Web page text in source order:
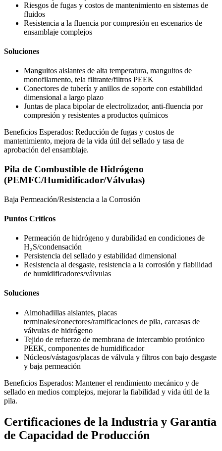
Riesgos de fugas y costos de mantenimiento en sistemas de
fluidos
Resistencia a la fluencia por compresión en escenarios de
ensamblaje complejos
Soluciones
Manguitos aislantes de alta temperatura, manguitos de
monofilamento, tela filtrante/filtros PEEK
Conectores de tubería y anillos de soporte con estabilidad
dimensional a largo plazo
Juntas de placa bipolar de electrolizador, anti-fluencia por
compresión y resistentes a productos químicos
Beneficios Esperados: Reducción de fugas y costos de
mantenimiento, mejora de la vida útil del sellado y tasa de
aprobación del ensamblaje.
Pila de Combustible de Hidrógeno
(PEMFC/Humidificador/Válvulas)
Baja Permeación/Resistencia a la Corrosión
Puntos Críticos
Permeación de hidrógeno y durabilidad en condiciones de
H₂S/condensación
Persistencia del sellado y estabilidad dimensional
Resistencia al desgaste, resistencia a la corrosión y fiabilidad
de humidificadores/válvulas
Soluciones
Almohadillas aislantes, placas
terminales/conectores/ramificaciones de pila, carcasas de
válvulas de hidrógeno
Tejido de refuerzo de membrana de intercambio protónico
PEEK, componentes de humidificador
Núcleos/vástagos/placas de válvula y filtros con bajo desgaste
y baja permeación
Beneficios Esperados: Mantener el rendimiento mecánico y de
sellado en medios complejos, mejorar la fiabilidad y vida útil de la
pila.
Certificaciones de la Industria y Garantía
de Capacidad de Producción